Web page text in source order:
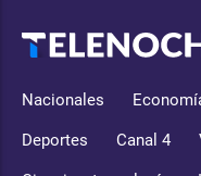
Nacionales
Deportes Canal 4